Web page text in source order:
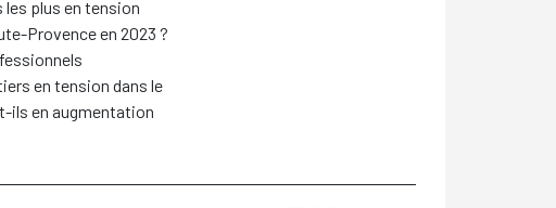
les plus en tension
Provence en 2023 ?
en tension dans le
ils en augmentation